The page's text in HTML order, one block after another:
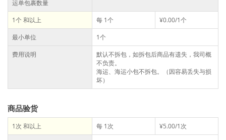
运单包裹数量
1个 和以上
每 1个
¥0.00/1个
最小单位
1个
费用说明
默认不拆包，如拆包后商品有遗失，我司概
不负责。
海运、海运小包不拆包。（因容易丢失与损
坏）
商品验货
1次 和以上 每 1次
¥5.00/1次